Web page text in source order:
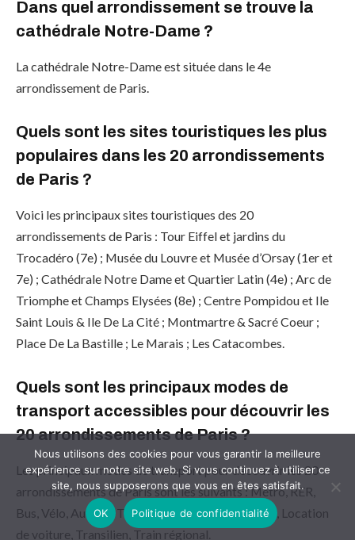
Dans quel arrondissement se trouve la
cathédrale Notre-Dame ?
La cathédrale Notre-Dame est située dans le 4e
arrondissement de Paris.
Quels sont les sites touristiques les plus
populaires dans les 20 arrondissements
de Paris ?
Voici les principaux sites touristiques des 20
arrondissements de Paris : Tour Eiffel et jardins du
Trocadéro (7e) ; Musée du Louvre et Musée d’Orsay (1er et
7e) ; Cathédrale Notre Dame et Quartier Latin (4e) ; Arc de
Triomphe et Champs Elysées (8e) ; Centre Pompidou et Ile
Saint Louis & Ile De La Cité ; Montmartre & Sacré Coeur ;
Place De La Bastille ; Le Marais ; Les Catacombes.
Quels sont les principaux modes de
transport accessibles pour découvrir les
20 arrondissements de Paris ?
Les principaux modes de transport pour découvrir les 20
arrondissements de Paris sont les suivants : Métro, RER,
Bus, Vélo, Autolib, Taxi, Uber, Scooter électrique, Location
de voiture, Transilien, Train régional.
Nous utilisons des cookies pour vous garantir la meilleure
expérience sur notre site web. Si vous continuez à utiliser ce
site, nous supposerons que vous en êtes satisfait.
OK Politique de confidentialité